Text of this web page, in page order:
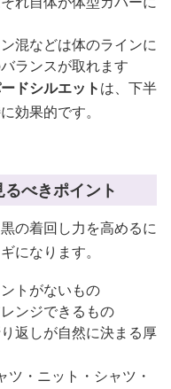
混などは体のラインに
ランスが取れます
ドシルエットは、下半
効果的です。
べきポイント
の着回し力を高めるに
になります。
トがないもの
ンジできるもの
返しが自然に決まる厚
・ニット・シャツ・